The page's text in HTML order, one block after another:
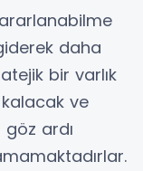
daha
bir varlık
ve
ardı